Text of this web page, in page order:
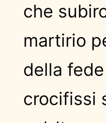
che
martirio
della
crocifissi